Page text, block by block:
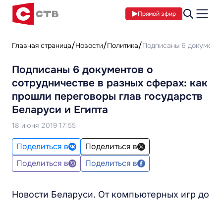
Прямой эфир
Главная страница Новости Политика Подписаны 6
Подписаны 6 документов о
сотрудничестве в разных сферах: как
прошли переговоры глав государств
Беларуси и Египта
18 июня 2019 17:55
Поделиться в
Поделиться в
Поделиться в
Поделиться в
Новости Беларуси. От компьютерных игр до